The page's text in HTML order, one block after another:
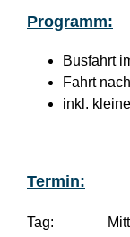
Programm:
Busfahrt
Fahrt
inkl.
Termin:
Tag: